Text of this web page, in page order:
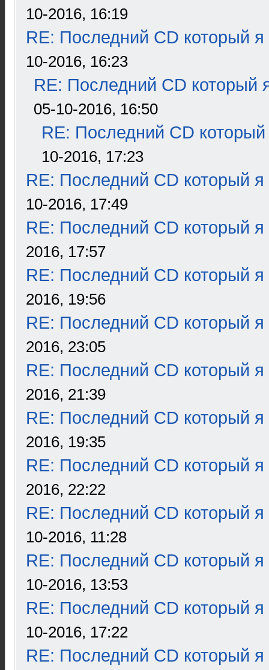
10-2016, 16:19
RE: Последний CD который я
10-2016, 16:23
RE: Последний CD который
05-10-2016, 16:50
RE: Последний CD который
10-2016, 17:23
RE: Последний CD который я
10-2016, 17:49
RE: Последний CD который я
2016, 17:57
RE: Последний CD который я
2016, 19:56
RE: Последний CD который я
2016, 23:05
RE: Последний CD который я
2016, 21:39
RE: Последний CD который я
2016, 19:35
RE: Последний CD который я
2016, 22:22
RE: Последний CD который я
10-2016, 11:28
RE: Последний CD который я
10-2016, 13:53
RE: Последний CD который я
10-2016, 17:22
RE: Последний CD который я